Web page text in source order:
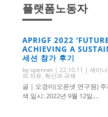
플랫폼노동자
APRIGF 2022
ACHIEVING A
세션 참가 후기
byopennet| 22.10.11 | 세미
의 자유, 혁신과 규제
글 | 오경미(오픈넷 연구원)
색 일시: 2022년 9월 12일,...